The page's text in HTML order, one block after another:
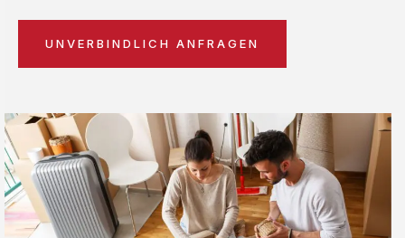
UNVERBINDLICH ANFRAGEN